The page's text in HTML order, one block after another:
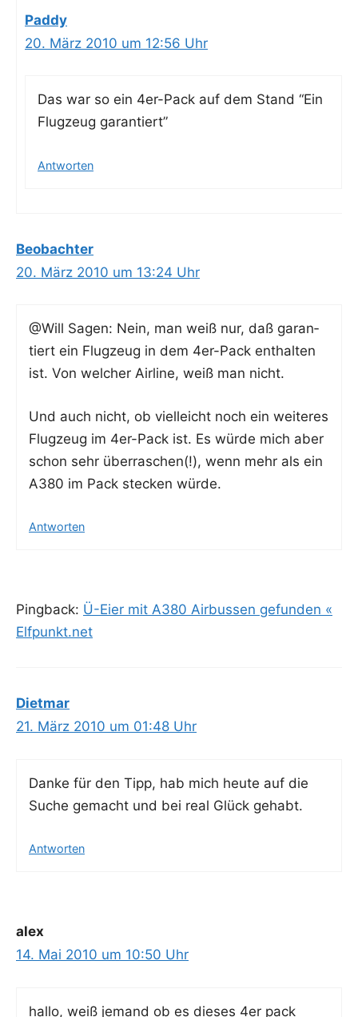
Paddy
20. März 2010 um 12:56 Uhr
Das war so ein 4er-Pack auf dem Stand “Ein
Flug­zeug garantiert”
Antworten
Beobachter
20. März 2010 um 13:24 Uhr
@Will Sagen: Nein, man weiß nur, daß garan­
tiert ein Flug­zeug in dem 4er-Pack ent­hal­ten
ist. Von wel­cher Air­line, weiß man nicht.
Und auch nicht, ob viel­leicht noch ein wei­te­res
Flug­zeug im 4er-Pack ist. Es wür­de mich aber
schon sehr über­ra­schen(!), wenn mehr als ein
A380 im Pack ste­cken würde.
Antworten
Pingback: Ü-Eier mit A380 Airbussen gefunden «
Elfpunkt.net
Dietmar
21. März 2010 um 01:48 Uhr
Dan­ke für den Tipp, hab mich heu­te auf die
Suche gemacht und bei real Glück gehabt.
Antworten
alex
14. Mai 2010 um 10:50 Uhr
hal­lo, weiß jemand ob es die­ses 4er pack